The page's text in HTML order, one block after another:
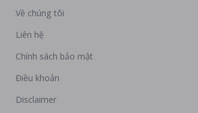
Về chúng tôi
Liên hệ
Chính sách bảo mật
Điều khoản
Disclaimer